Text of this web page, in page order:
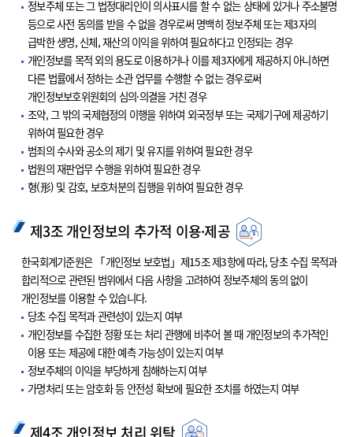
정보주체 또는 그 법정대리인이 의사표시를 할 수 없는 상태에 있거나 주소불명
등으로 사전 동의를 받을 수 없을 경우로써 명백히 정보주체 또는 제3자의
급박한 생명, 신체, 재산의 이익을 위하여 필요하다고 인정되는 경우
개인정보를 목적 외의 용도로 이용하거나 이를 제3자에게 제공하지 아니하면
다른 법률에서 정하는 소관 업무를 수행할 수 없는 경우로써
개인정보보호위원회의 심의·의결을 거친 경우
조약, 그 밖의 국제협정의 이행을 위하여 외국정부 또는 국제기구에 제공하기
위하여 필요한 경우
범죄의 수사와 공소의 제기 및 유지를 위하여 필요한 경우
법원의 재판업무 수행을 위하여 필요한 경우
형(形) 및 감호, 보호처분의 집행을 위하여 필요한 경우
제3조 개인정보의 추가적 이용·제공
한국회계기준원은 「개인정보 보호법」제15조 제3항에 따라, 당초 수집 목적과
합리적으로 관련된 범위에서 다음 사항을 고려하여 정보주체의 동의 없이
개인정보를 이용할 수 있습니다.
당초 수집 목적과 관련성이 있는지 여부
개인정보를 수집한 정황 또는 처리 관행에 비추어 볼 때 개인정보의 추가적인
이용 또는 제공에 대한 예측 가능성이 있는지 여부
정보주체의 이익을 부당하게 침해하는지 여부
가명처리 또는 암호화 등 안전성 확보에 필요한 조치를 하였는지 여부